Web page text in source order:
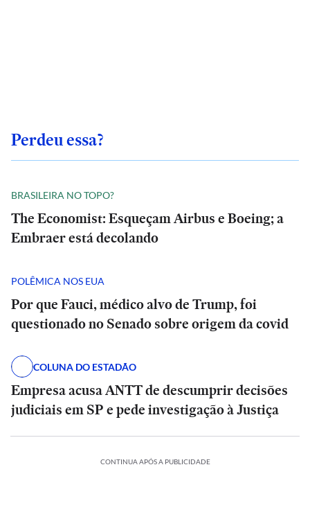
Perdeu essa?
BRASILEIRA NO TOPO?
The Economist: Esqueçam Airbus e Boeing; a
Embraer está decolando
POLÊMICA NOS EUA
Por que Fauci, médico alvo de Trump, foi
questionado no Senado sobre origem da covid
COLUNA DO ESTADÃO
Empresa acusa ANTT de descumprir decisões
judiciais em SP e pede investigação à Justiça
CONTINUA APÓS A PUBLICIDADE